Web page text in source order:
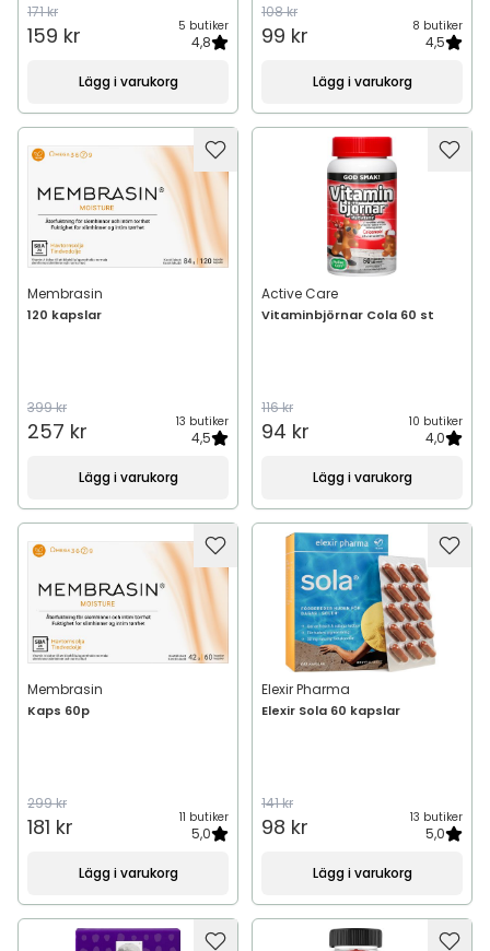
171 kr
159 kr 5 butiker
4,8
Lägg i varukorg
108 kr
99 kr 8 butiker
4,5
Lägg i varukorg
Membrasin
120 kapslar
399 kr
257 kr 13 butiker
4,5
Lägg i varukorg
Active Care
Vitaminbjörnar Cola 60 st
116 kr
94 kr 10 butiker
4,0
Lägg i varukorg
Membrasin
Kaps 60p
299 kr
181 kr 11 butiker
5,0
Lägg i varukorg
Elexir Pharma
Elexir Sola 60 kapslar
141 kr
98 kr 13 butiker
5,0
Lägg i varukorg